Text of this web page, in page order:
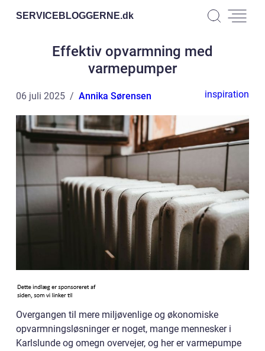
SERVICEBLOGGERNE.dk
Effektiv opvarmning med
varmepumper
06 juli 2025 Annika Sørensen inspiration
Overgangen til mere miljøvenlige og økonomiske
opvarmningsløsninger er noget, mange mennesker i
Karlslunde og omegn overvejer, og her er varmepumpe